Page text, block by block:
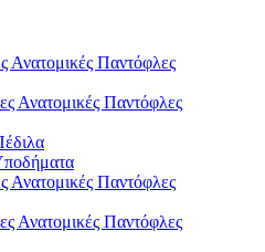
Ανατομικές Παντόφλες
Ανατομικές Παντόφλες
Ανατομικές Παντόφλες
Ανατομικές Παντόφλες